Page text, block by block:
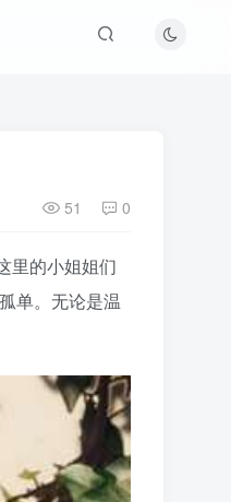
51 0
里的小姐姐们
单。无论是温